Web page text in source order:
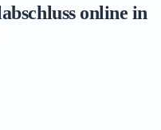
online in